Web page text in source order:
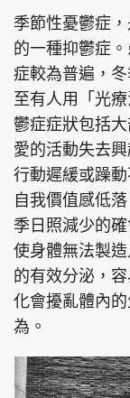
關於我們
聯絡我們
隱私政策聲明
季節性憂鬱症
的一種抑鬱症
症較為普遍，
至有人用「光
鬱症症狀包括
愛的活動失去
行動遲緩或躁
自我價值感低
季日照減少的
使身體無法製
的有效分泌，
化會擾亂體內
為。